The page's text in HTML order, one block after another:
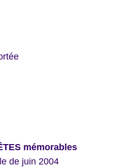
mémorables
de juin 2004